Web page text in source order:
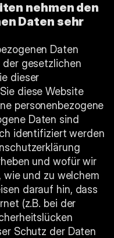
nehmen den
Daten sehr
Daten
gesetzlichen
dieser
diese Website
personenbezogene
Daten sind
identifiziert werden
und wofür wir
wie und zu welchem
darauf hin, dass
(z.B. bei der
Schutz der Daten